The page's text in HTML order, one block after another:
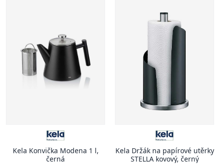
Kela Konvička Modena 1 l,
černá
Kela Držák na papírové utěrky
STELLA kovový, černý